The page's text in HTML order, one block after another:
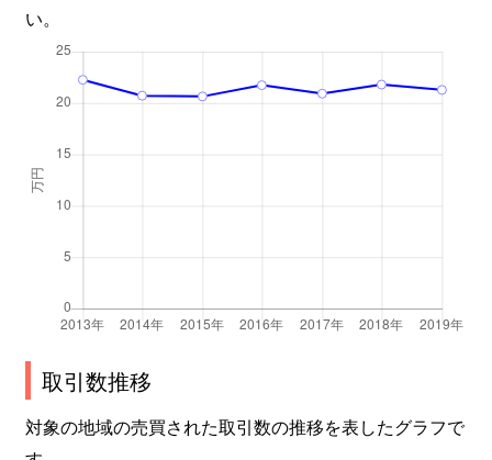
い。
取引数推移
対象の地域の売買された取引数の推移を表したグラフで